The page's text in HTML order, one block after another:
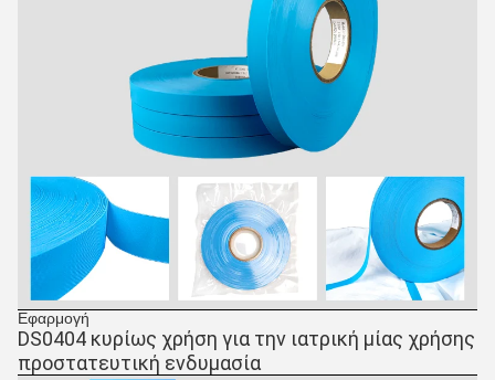
Εφαρμογή
DS0404 κυρίως χρήση για την ιατρική μίας χρήσης
προστατευτική ενδυμασία